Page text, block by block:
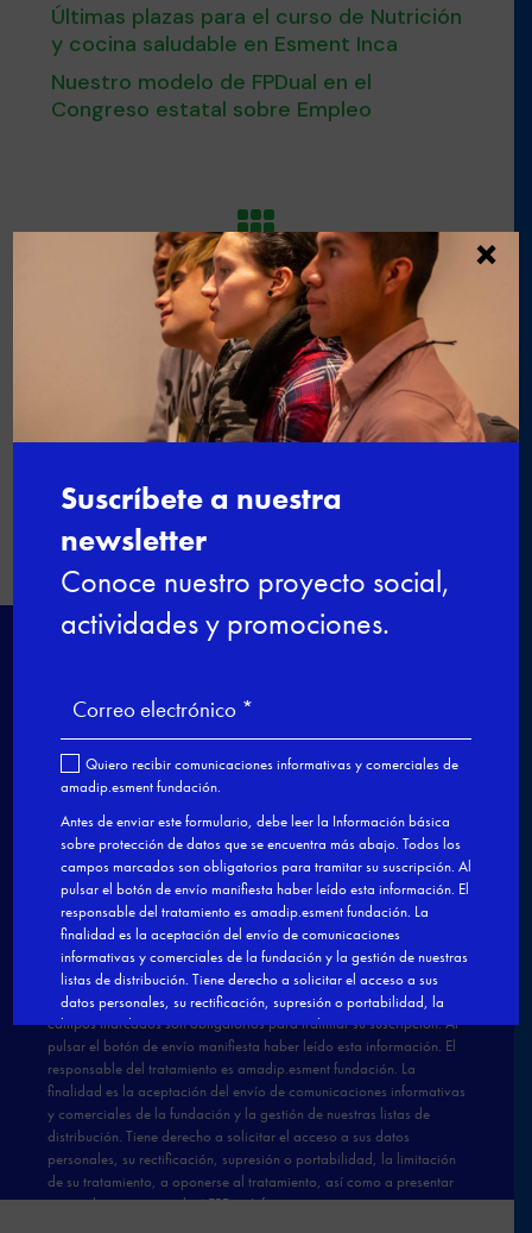
Últimas plazas para el curso de Nutrición
y cocina saludable en Esment Inca
Nuestro modelo de FPDual en el
Congreso estatal sobre Empleo

Una oportunidad única para
aprender y trabajar disfrutando en
Melià Hoteles International / Esment
Escola Professional
Una aprendiz de Esment Escola
Professional entre los finalistas del
cocina Le Cordon Bleu Madrid
×